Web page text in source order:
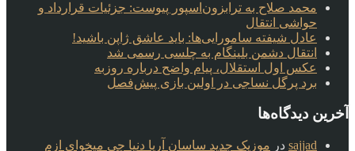
محمد صلاح به ترابزون‌اسپور پیوست: جزئیات قرارداد و
حواشی انتقال
عادل شیفته سامورایی‌ها: باید عاشق ژاپن باشید!
انتقال دشمن بلینگام به چلسی رسمی شد
عکس اول استقلال، پیام واضح درباره روزبه
برد پرگل نساجی در اولین بازی پیش‌فصل
آخرین دیدگاه‌ها
sajjad در موزیک جدید ساسان آریا دنیا چی میخوای ازم